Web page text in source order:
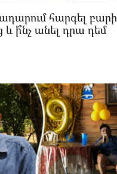
հարգել բարի
ի՞նչ անել դրա դեմ